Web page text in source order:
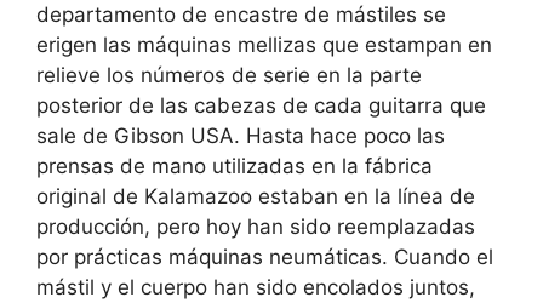
departamento de encastre de mástiles se
erigen las máquinas mellizas que estampan en
relieve los números de serie en la parte
posterior de las cabezas de cada guitarra que
sale de Gibson USA. Hasta hace poco las
prensas de mano utilizadas en la fábrica
original de Kalamazoo estaban en la línea de
producción, pero hoy han sido reemplazadas
por prácticas máquinas neumáticas. Cuando el
mástil y el cuerpo han sido encolados juntos,